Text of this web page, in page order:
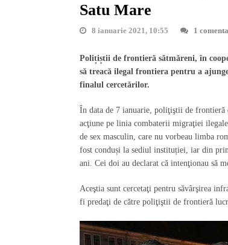
Satu Mare
8 ianuarie 2021, 10:55 1
Polițiștii de frontieră sătmăreni, în
să treacă ilegal frontiera pentru a
finalul cercetărilor.
În data de 7 ianuarie, poliţiştii de frontieră
acţiune pe linia combaterii migraţiei
de sex masculin, care nu vorbeau limba
fost conduși la sediul instituției, iar din
ani. Cei doi au declarat că intenţionau să
Aceştia sunt cercetaţi pentru săvârşirea
fi predaţi de către poliţiştii de frontieră